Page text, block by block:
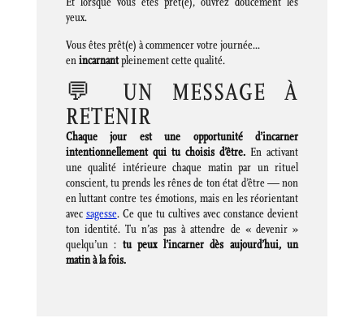
yeux.
Vous êtes prêt(e) à commencer votre journée…
enincarnantpleinement cette qualité.
💬 UN MESSAGE À
RETENIR
Chaque jour est une opportunité d’incarner
intentionnellement qui tu choisis d’être. En activant
une qualité intérieure chaque matin par un rituel
conscient, tu prends les rênes de ton état d’être — non
en luttant contre tes émotions, mais en les réorientant
avec sagesse. Ce que tu cultives avec constance devient
ton identité. Tu n’as pas à attendre de « devenir »
quelqu’un : tu peux l’incarner dès aujourd’hui, un
matin à la fois.